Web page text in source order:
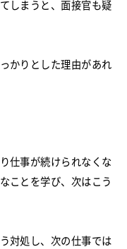
しまうと、面接官も疑
かりとした理由があれ
仕事が続けられなくな
ことを学び、次はこう
対処し、次の仕事では